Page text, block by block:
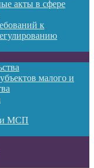
акты в сфере
к
малого и
МСП